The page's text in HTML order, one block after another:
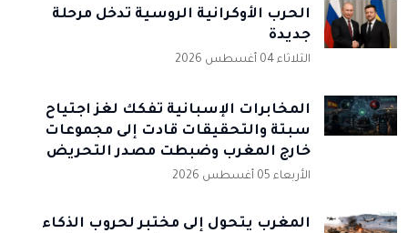
الحرب الأوكرانية الروسية تدخل مرحلة
جديدة
الثلاثاء 04 أغسطس 2026
المخابرات الإسبانية تُفكك لغز اجتياح
سبتة والتحقيقات قادت إلى مجموعات
خارج المغرب وضبطت مصدر التحريض
الأربعاء 05 أغسطس 2026
المغرب يتحول إلى مختبر لحروب الذكاء